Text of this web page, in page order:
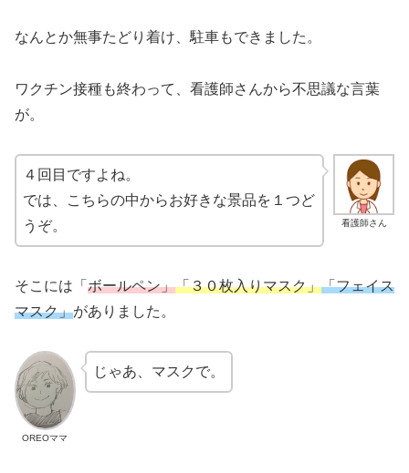
なんとか無事たどり着け、駐車もできました。
ワクチン接種も終わって、看護師さんから不思議な言葉
が。
看護師さん
４回目ですよね。
では、こちらの中からお好きな景品を１つど
うぞ。
そこには「 ボールペン」「３０枚入りマスク」「フェイス
マスク」がありました。
OREOママ
じゃあ、マスクで。